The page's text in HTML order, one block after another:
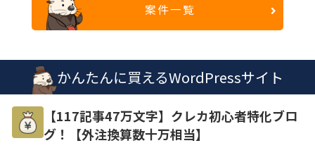
案件一覧
かんたんに買えるWordPressサイト
【117記事47万文字】クレカ初心者特化ブロ
グ！【外注換算数十万相当】